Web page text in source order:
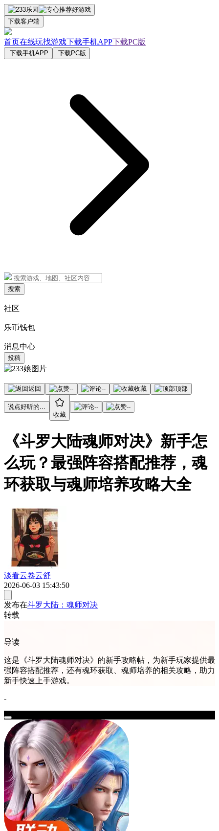
下载客户端
首页在线玩找游戏下载手机APP下载PC版
下载手机APP 下载PC版
搜索
社区
乐币钱包
消息中心
投稿
返回 -- -- 收藏 顶部
说点好听的...
收藏
-- --
《斗罗大陆魂师对决》新手怎
么玩？最强阵容搭配推荐，魂
环获取与魂师培养攻略大全
淡看云卷云舒
2026-06-03 15:43:50
发布在斗罗大陆：魂师对决
转载
导读
这是《斗罗大陆魂师对决》的新手攻略帖，为新手玩家提供最
强阵容搭配推荐，还有魂环获取、魂师培养的相关攻略，助力
新手快速上手游戏。
-